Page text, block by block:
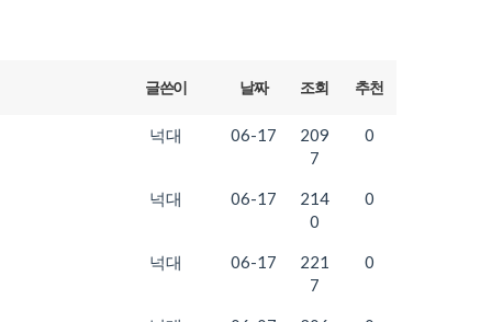
글쓴이 날짜 조회 추천
넉대 06-17
209
7
0
넉대 06-17
214
0
0
넉대 06-17
221
7
0